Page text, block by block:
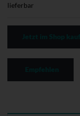
lieferbar